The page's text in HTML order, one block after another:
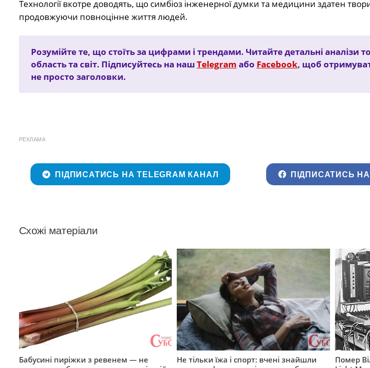
Технології вкотре доводять, що симбіоз інженерної думки та медицини здатен
продовжуючи повноцінне життя людей.
Розумійте те, що стоїть за цифрами і трендами. Читайте детальні аналізи
область та світ. Підписуйтесь на нашTelegram або Facebook, щоб
не просто заголовки.
РЕКЛАМА
ПІДПИСАТИСЬ НА TELEGRAM КАНАЛ ПІДПИСАТИСЬ НА
Схожі матеріали
Бабусині пиріжки з ревенем — не
Не тільки їжа і спорт: вчені знайшли
Помер